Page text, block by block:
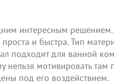
интересным решением.
и быстра. Тип
подходит для ванной
нельзя мотивировать
под его воздействием.